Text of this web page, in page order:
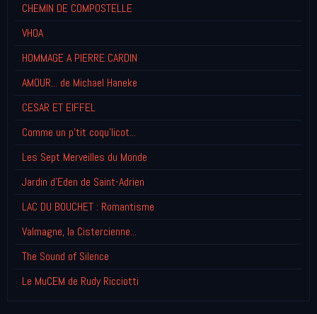
CHEMIN DE COMPOSTELLE
VHOA
HOMMAGE A PIERRE CARDIN
AMOUR... de Michael Haneke
CESAR ET EIFFEL
Comme un p'tit coqu'licot...
Les Sept Merveilles du Monde
Jardin d'Eden de Saint-Adrien
LAC DU BOUCHET : Romantisme
Valmagne, la Cistercienne...
The Sound of Silence
Le MuCEM de Rudy Ricciotti